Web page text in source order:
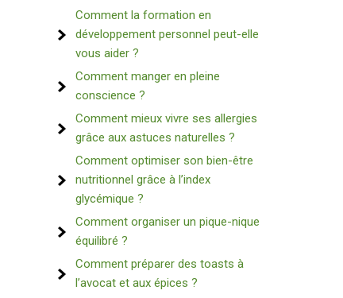
Comment la formation en
développement personnel peut-elle
vous aider ?
Comment manger en pleine
conscience ?
Comment mieux vivre ses allergies
grâce aux astuces naturelles ?
Comment optimiser son bien-être
nutritionnel grâce à l’index
glycémique ?
Comment organiser un pique-nique
équilibré ?
Comment préparer des toasts à
l’avocat et aux épices ?